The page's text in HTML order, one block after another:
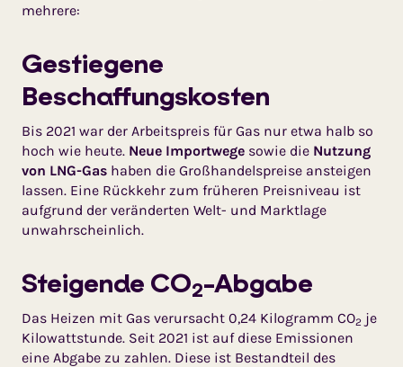
mehrere:
Gestiegene
Beschaffungskosten
Bis 2021 war der Arbeitspreis für Gas nur etwa halb so
hoch wie heute. Neue Importwege sowie die Nut­zung
von LNG-Gas haben die Groß­handelspreise ansteigen
lassen. Eine Rückkehr zum früheren Preisniveau ist
aufgrund der veränderten Welt- und Marktlage
unwahrscheinlich.
Steigende CO2-Abgabe
Das Heizen mit Gas verursacht 0,24 Kilogramm CO2 je
Kilowattstunde. Seit 2021 ist auf diese Emissionen
eine Abgabe zu zahlen. Diese ist Bestandteil des